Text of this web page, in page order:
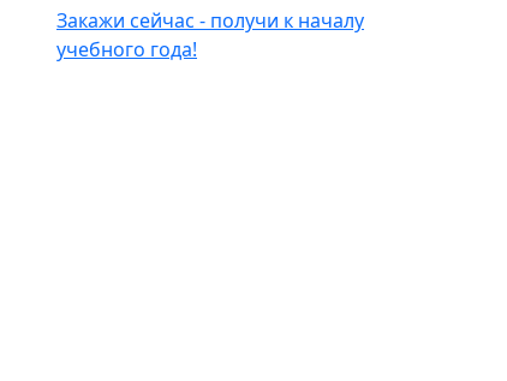
Закажи сейчас - получи к началу
учебного года!